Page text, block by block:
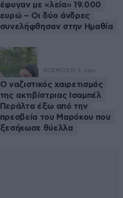
έφυγαν με «λεία» 19.000
ευρώ – Οι δύο άνδρες
συνελήφθησαν στην Ημαθία
ΚΟΣΜΟΣ 15 λ. πριν
Ο ναζιστικός χαιρετισμός
της ακτιβίστριας Ισαμπέλ
Περάλτα έξω από την
πρεσβεία του Μαρόκου που
ξεσήκωσε θύελλα